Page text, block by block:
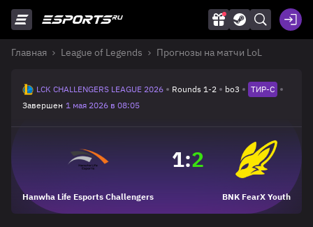
Главная League of Legends Прогнозы на матчи LoL
LCK CHALLENGERS LEAGUE 2026 Rounds 1-2 bo3
ТИР-C
Завершен 1 мая 2026 в 08:05
Hanwha Life Esports Challengers
1:2
BNK FearX Youth